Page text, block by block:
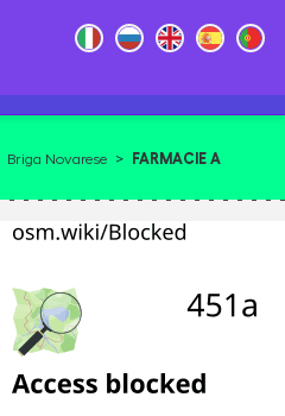
Briga Novarese >
FARMACIE A